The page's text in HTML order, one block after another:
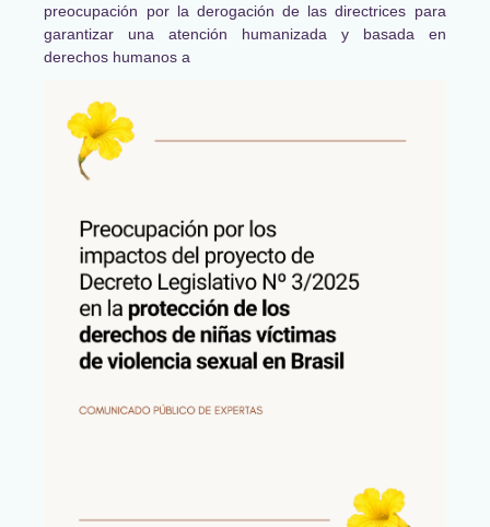
preocupación por la derogación de las directrices para
garantizar una atención humanizada y basada en
derechos humanos a